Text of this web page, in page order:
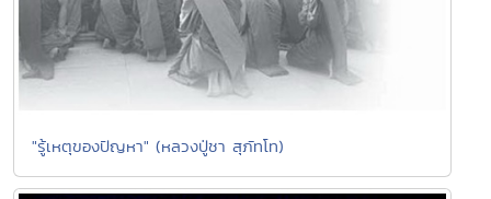
"รู้เหตุของปัญหา" (หลวงปู่ชา สุภัทโท)